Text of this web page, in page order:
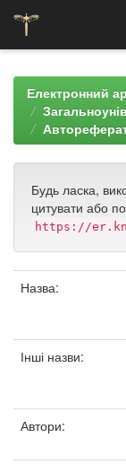
navigationЕлектронний
Будь ласка,
цитувати або
https://
Назва:
Інші назви:
Автори: